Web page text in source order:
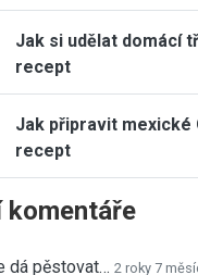
Jak si udělat domácí
recept
Jak připravit mexické
recept
komentáře
dá pěstovat… 2 roky 7